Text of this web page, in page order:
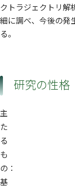
クトラジェクトリ解
細に調べ、今後の発
る。
研究の性格
主
た
る
も
の：
基